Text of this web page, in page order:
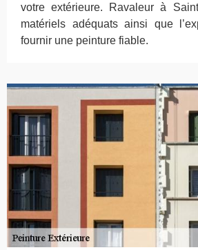
votre extérieure. Ravaleur à
matériels adéquats ainsi que
fournir une peinture fiable.